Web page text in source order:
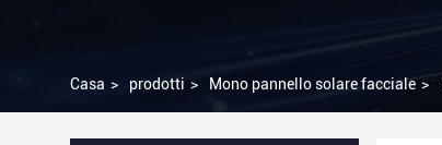
Casa > prodotti > Mono pannello solare facciale >